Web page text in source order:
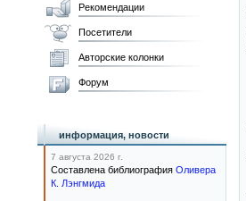
Рекомендации
Посетители
Авторские колонки
Форум
информация, новости
7 августа 2026 г.
Составлена библиография Оливера
К. Лэнгмида